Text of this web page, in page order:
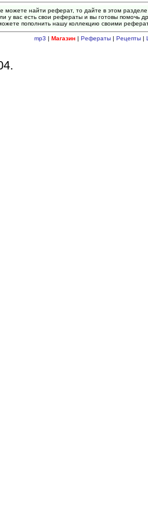
можете найти реферат, то дайте в этом
у вас есть свои рефераты и вы готовы помочь
пополнить нашу коллекцию своими
mp3 | Магазин| Рефераты| Рецепты|